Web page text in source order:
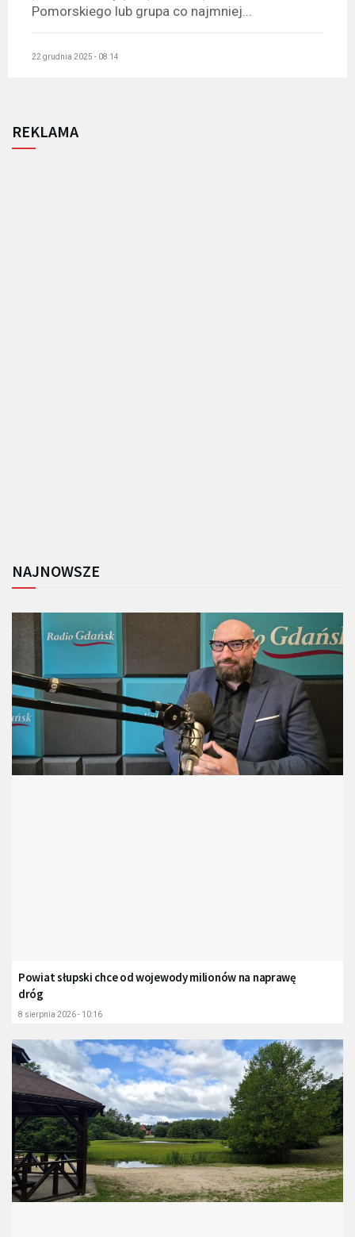
Pomorskiego lub grupa co najmniej...
22 grudnia 2025 - 08:14
REKLAMA
NAJNOWSZE
Powiat słupski chce od wojewody milionów na naprawę
dróg
8 sierpnia 2026 - 10:16